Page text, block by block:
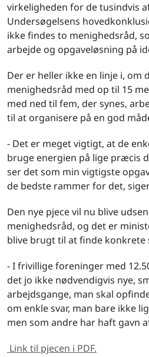
virkeligheden for de tusindvis
Undersøgelsens
ikke findes to menighedsråd,
arbejde og opgaveløsning på
Der er heller ikke en linje i, om
menighedsråd med op til 15
med ned til fem, der synes,
til at organisere på en god
- Det er meget vigtigt, at de
bruge energien på lige præcis
ser det som min vigtigste
de bedste rammer for det,
Den nye pjece vil nu blive
menighedsråd, og det er
blive brugt til at finde konkrete
- I frivillige foreninger med
det jo ikke nødvendigvis nye,
arbejdsgange, man skal
om enkle svar, man bare ikke
men som andre har haft gavn
Link til pjecen i PDF.